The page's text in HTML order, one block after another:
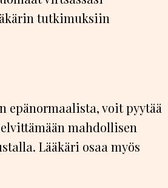
tutkimuksiin
epänormaalista, voit pyytää
mahdollisen
Lääkäri osaa myös